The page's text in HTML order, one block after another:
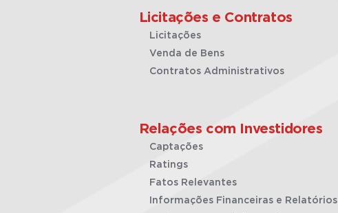
Licitações e Contratos
Licitações
Venda de Bens
Contratos Administrativos
Relações com Investidores
Captações
Ratings
Fatos Relevantes
Informações Financeiras e Relatórios